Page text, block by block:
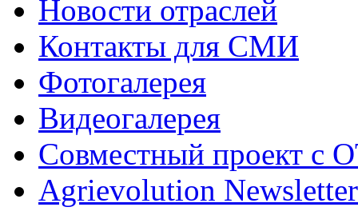
Новости отраслей
Контакты для СМИ
Фотогалерея
Видеогалерея
Совместный проект с
Agrievolution Newsletter